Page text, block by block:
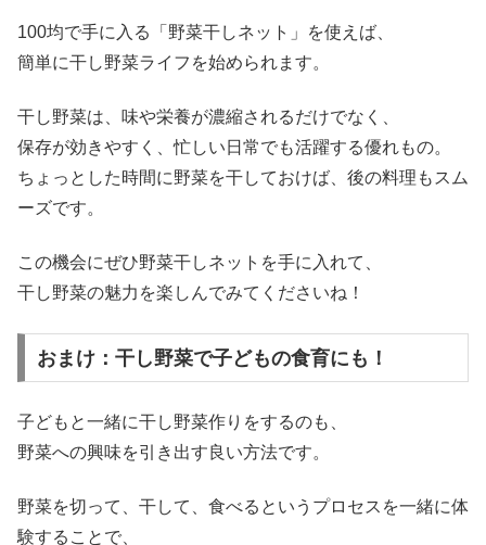
100均で手に入る「野菜干しネット」を使えば、
簡単に干し野菜ライフを始められます。
干し野菜は、味や栄養が濃縮されるだけでなく、
保存が効きやすく、忙しい日常でも活躍する優れもの。
ちょっとした時間に野菜を干しておけば、後の料理もスム
ーズです。
この機会にぜひ野菜干しネットを手に入れて、
干し野菜の魅力を楽しんでみてくださいね！
おまけ：干し野菜で子どもの食育にも！
子どもと一緒に干し野菜作りをするのも、
野菜への興味を引き出す良い方法です。
野菜を切って、干して、食べるというプロセスを一緒に体
験することで、